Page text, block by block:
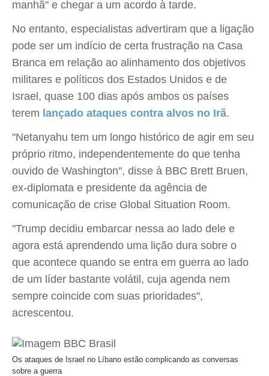
manhã" e chegar a um acordo à tarde.
No entanto, especialistas advertiram que a ligação
pode ser um indício de certa frustração na Casa
Branca em relação ao alinhamento dos objetivos
militares e políticos dos Estados Unidos e de
Israel, quase 100 dias após ambos os países
terem lançado ataques contra alvos no Irã.
"Netanyahu tem um longo histórico de agir em seu
próprio ritmo, independentemente do que tenha
ouvido de Washington", disse à BBC Brett Bruen,
ex-diplomata e presidente da agência de
comunicação de crise Global Situation Room.
"Trump decidiu embarcar nessa ao lado dele e
agora está aprendendo uma lição dura sobre o
que acontece quando se entra em guerra ao lado
de um líder bastante volátil, cuja agenda nem
sempre coincide com suas prioridades",
acrescentou.
Os ataques de Israel no Líbano estão complicando as conversas
sobre a guerra